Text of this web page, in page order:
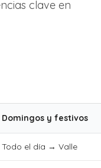
clave en
Domingos y festivos
Todo el día → Valle